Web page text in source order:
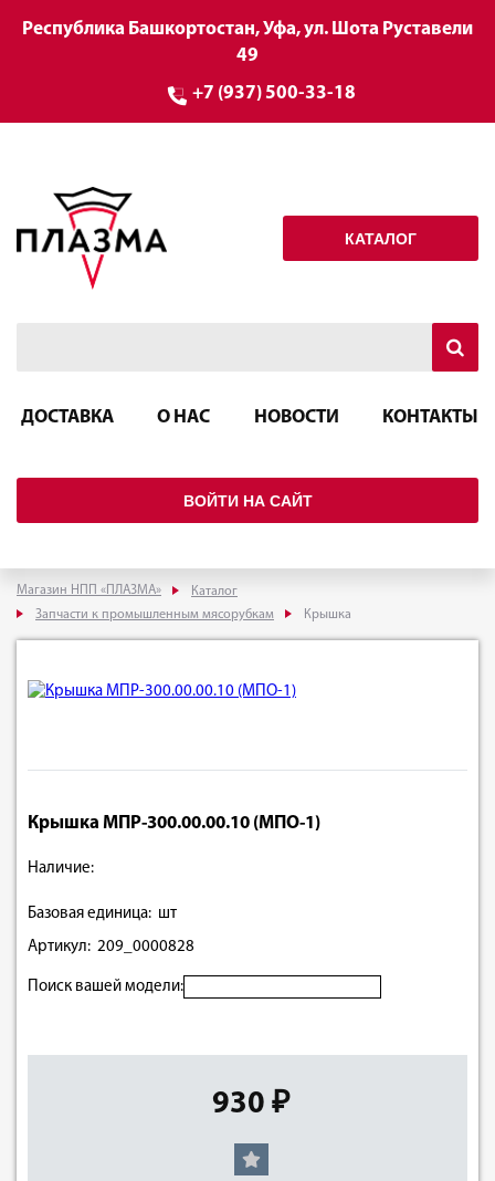
Республика Башкортостан, Уфа, ул. Шота Руставели
49
+7 (937) 500-33-18
КАТАЛОГ
ДОСТАВКА О НАС НОВОСТИ КОНТАКТЫ
ВОЙТИ НА САЙТ
Магазин НПП «ПЛАЗМА»
Каталог
Запчасти к промышленным мясорубкам
Крышка
Крышка МПР-300.00.00.10 (МПО-1)
Наличие:
Базовая единица: шт
Артикул: 209_0000828
Поиск вашей модели:
930 ₽